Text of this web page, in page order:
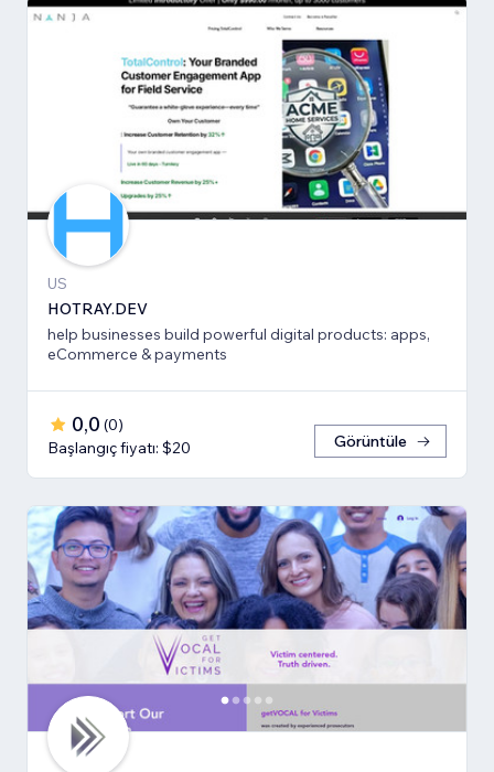
US
HOTRAY.DEV
help businesses build powerful digital products: apps,
eCommerce & payments
0,0 (0)
Başlangıç fiyatı: $20
Görüntüle